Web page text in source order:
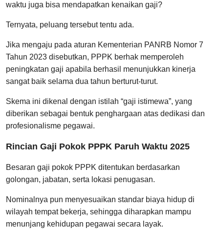
waktu juga bisa mendapatkan kenaikan gaji?
Ternyata, peluang tersebut tentu ada.
Jika mengaju pada aturan Kementerian PANRB Nomor 7
Tahun 2023 disebutkan, PPPK berhak memperoleh
peningkatan gaji apabila berhasil menunjukkan kinerja
sangat baik selama dua tahun berturut-turut.
Skema ini dikenal dengan istilah “gaji istimewa”, yang
diberikan sebagai bentuk penghargaan atas dedikasi dan
profesionalisme pegawai.
Rincian Gaji Pokok PPPK Paruh Waktu 2025
Besaran gaji pokok PPPK ditentukan berdasarkan
golongan, jabatan, serta lokasi penugasan.
Nominalnya pun menyesuaikan standar biaya hidup di
wilayah tempat bekerja, sehingga diharapkan mampu
menunjang kehidupan pegawai secara layak.